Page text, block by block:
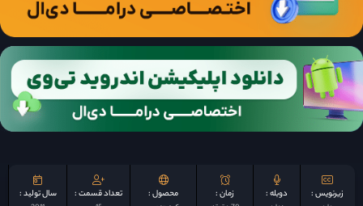
زیرنویس : دوبله : زمان : محصول : تعداد قسمت : سال تولید :